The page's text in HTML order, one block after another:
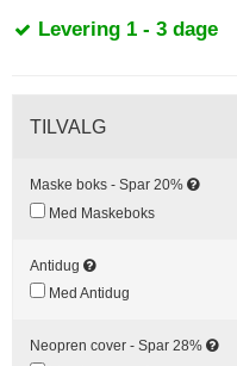
Levering 1 - 3 dage
TILVALG
Maske boks - Spar 20%
Med Maskeboks
Antidug
Med Antidug
Neopren cover - Spar 28%